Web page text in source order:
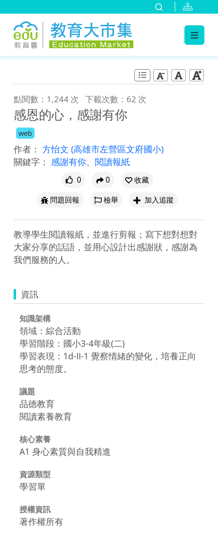
點閱數：1,244 次 下載次數：62 次
感恩的心，感謝有你
web
作者： 方怡文 (高雄市左營區文府國小)
關鍵字： 感謝有你、 閱讀報紙
0 0
收藏
問題回報
檢舉 加入追蹤
教導學生閱讀報紙，並進行剪報；寫下想對想對
大家分享的話語，並用心設計出感謝狀，感謝為
我們服務的人。
資訊
知識架構
領域：綜合活動
學習階段：國小3-4年級(二)
學習表現：1d-Ⅱ-1 覺察情緒的變化，培養正向
思考的態度。
議題
品德教育
閱讀素養教育
核心素養
A1 身心素質與自我精進
資源類型
學習單
授權資訊
著作權所有